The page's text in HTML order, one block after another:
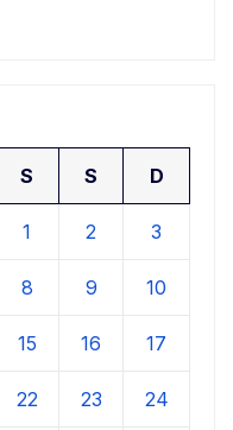
S S D
1 2 3
8 9 10
15 16 17
22 23 24